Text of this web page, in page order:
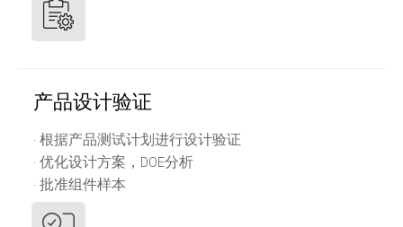
产品设计验证
· 根据产品测试计划进行设计验证
· 优化设计方案，DOE分析
· 批准组件样本